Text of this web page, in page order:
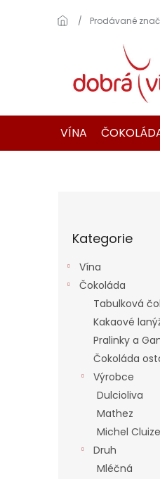
VÍNA
Domů
Prodávané
kategorie
Kategorie
Vína
Čokoláda
Tabulková
Kakaové
Pralinky a
Čokoláda
Výrobce
Dulcioliva
Mathez
Michel
Druh
Mléčná